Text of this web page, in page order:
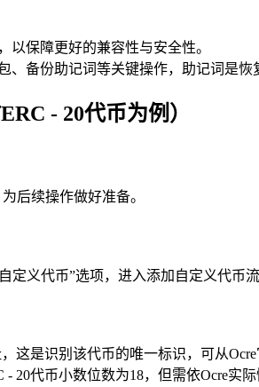
以保障更好的兼容性与安全性。
备份助记词等关键操作，助记词是恢
- 20代币为例）
后续操作做好准备。
定义代币”选项，进入添加自定义代币流
这是识别该代币的唯一标识，可从Ocre
20代币小数位数为18，但需依Ocre实